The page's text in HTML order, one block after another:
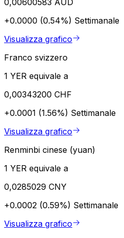
+0.0000 (0.54%) Settimanale
Visualizza grafico
Franco svizzero
1 YER equivale a
0,00343200 CHF
+0.0001 (1.56%) Settimanale
Visualizza grafico
Renminbi cinese (yuan)
1 YER equivale a
0,0285029 CNY
+0.0002 (0.59%) Settimanale
Visualizza grafico